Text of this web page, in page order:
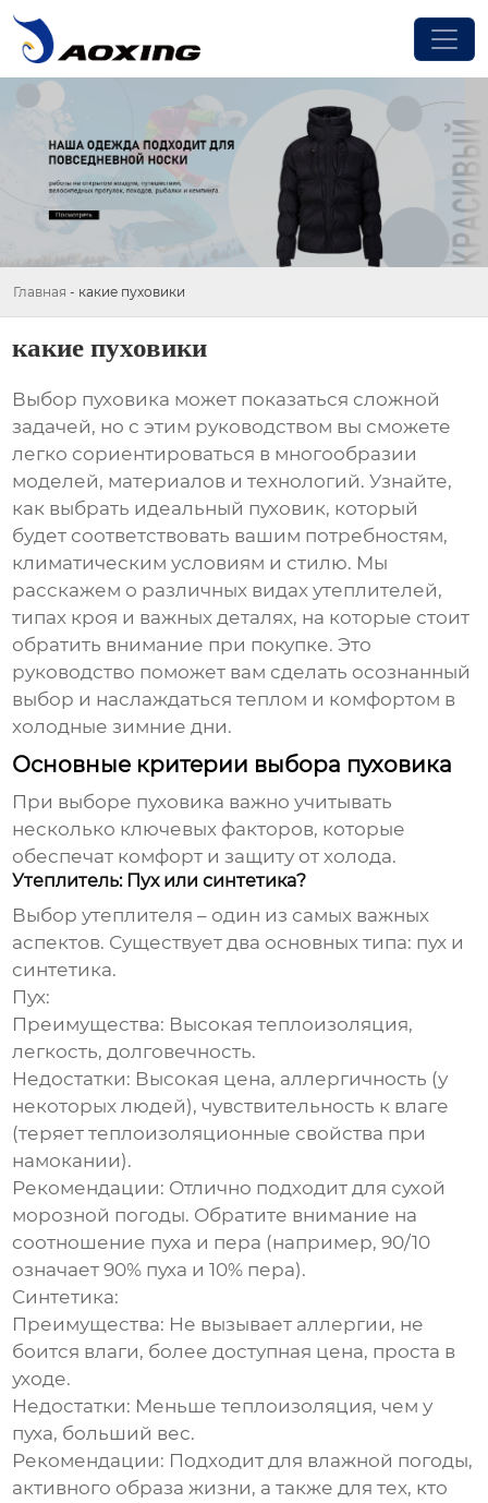
Главная - какие пуховики
какие пуховики
Выбор пуховика может показаться сложной
задачей, но с этим руководством вы сможете
легко сориентироваться в многообразии
моделей, материалов и технологий. Узнайте,
как выбрать идеальный пуховик, который
будет соответствовать вашим потребностям,
климатическим условиям и стилю. Мы
расскажем о различных видах утеплителей,
типах кроя и важных деталях, на которые стоит
обратить внимание при покупке. Это
руководство поможет вам сделать осознанный
выбор и наслаждаться теплом и комфортом в
холодные зимние дни.
Основные критерии выбора пуховика
При выборе пуховика важно учитывать
несколько ключевых факторов, которые
обеспечат комфорт и защиту от холода.
Утеплитель: Пух или синтетика?
Выбор утеплителя – один из самых важных
аспектов. Существует два основных типа: пух и
синтетика.
Пух:
Преимущества: Высокая теплоизоляция,
легкость, долговечность.
Недостатки: Высокая цена, аллергичность (у
некоторых людей), чувствительность к влаге
(теряет теплоизоляционные свойства при
намокании).
Рекомендации: Отлично подходит для сухой
морозной погоды. Обратите внимание на
соотношение пуха и пера (например, 90/10
означает 90% пуха и 10% пера).
Синтетика:
Преимущества: Не вызывает аллергии, не
боится влаги, более доступная цена, проста в
уходе.
Недостатки: Меньше теплоизоляция, чем у
пуха, больший вес.
Рекомендации: Подходит для влажной погоды,
активного образа жизни, а также для тех, кто